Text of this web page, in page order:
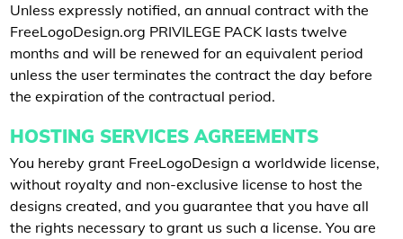
Unless expressly notified, an annual contract with the
FreeLogoDesign.org PRIVILEGE PACK lasts twelve
months and will be renewed for an equivalent period
unless the user terminates the contract the day before
the expiration of the contractual period.
HOSTING SERVICES AGREEMENTS
You hereby grant FreeLogoDesign a worldwide license,
without royalty and non-exclusive license to host the
designs created, and you guarantee that you have all
the rights necessary to grant us such a license. You are